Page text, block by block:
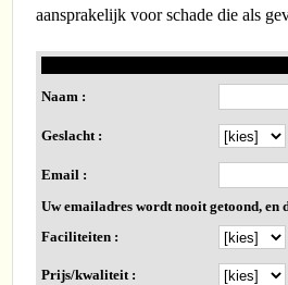
aansprakelijk voor schade die als
Naam :
Geslacht :
Email :
Uw emailadres wordt nooit getoond, en
Faciliteiten :
Prijs/kwaliteit :